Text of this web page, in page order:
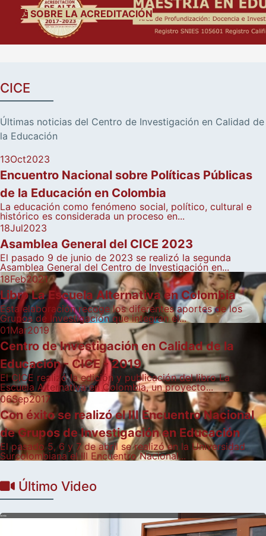
SOBRE LA ACREDITACIÓN
CICE
Últimas noticias del Centro de Investigación en Calidad de
la Educación
13Oct2023
Encuentro Nacional sobre Políticas Públicas
de la Educación en Colombia
La educación como fenómeno social, político, cultural e
histórico es considerada un proceso en...
18Jul2023
Asamblea General del CICE 2023
El pasado 9 de junio de 2023 se realizó la segunda
Asamblea General del Centro de Investigación en...
18Feb2021
Libro La Escuela Alternativa en Colombia
Esta elaboración recoge los diferentes aportes de los
Grupos de Investigación que integran el...
01Mar2019
Centro de Investigación en Calidad de la
Educación - CICE - 2019
El CICE realizó la edición y publicación del libro La
Escuela Alternativa en Colombia, un proyecto...
06Sep2017
Con éxito se realizó el III Encuentro Nacional
de Grupos de Investigación en Educación
El pasado 5, 6 y 7 de abril se realizó en la Universidad
Surcolombiana el III Encuentro Nacional...
Último Video